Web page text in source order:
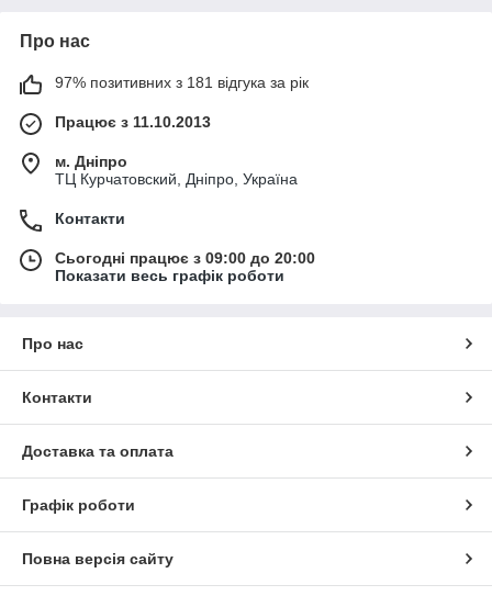
Про нас
97% позитивних з 181 відгука за рік
Працює з 11.10.2013
м. Дніпро
ТЦ Курчатовский, Дніпро, Україна
Контакти
Сьогодні працює з 09:00 до 20:00
Показати весь графік роботи
Про нас
Контакти
Доставка та оплата
Графік роботи
Повна версія сайту